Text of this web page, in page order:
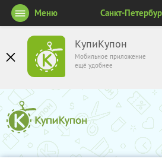
КупиКупон
Мобильное приложение
ещё удобнее
Меню Санкт-